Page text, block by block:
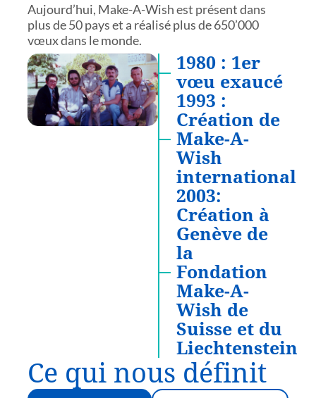
Aujourd’hui, Make-A-Wish est présent dans
plus de 50 pays et a réalisé plus de 650’000
vœux dans le monde.
1980 : 1er
vœu exaucé
1993 :
Création de
Make-A-
Wish
international
2003:
Création à
Genève de
la
Fondation
Make-A-
Wish de
Suisse et du
Liechtenstein
Ce qui nous définit